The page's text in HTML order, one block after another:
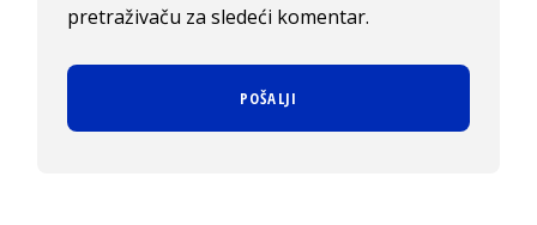
pretraživaču za sledeći komentar.